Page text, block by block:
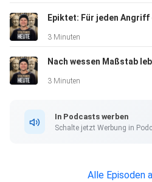
3 Minuten
Nach wessen Maßstab
3 Minuten
In Podcasts werben
Schalte jetzt Werbung in
Alle Episoden